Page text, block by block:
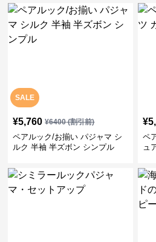
SALE
¥5,760 ¥6400(割引前)
ペアルック/お揃い パジャマ シ
ルク 半袖 半ズボン シンプル
¥
ペ
ュ